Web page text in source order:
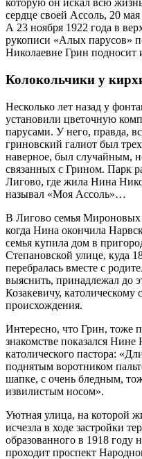
которую он искал всю
сердце своей Ассоль, 20
А 23 ноября 1922 года в
рукописи «Алых парусов»
Николаевне Грин
Колокольчики у
Несколько лет назад у
установили цветочную
парусами. У него, правда,
гриновский галиот был
наверное, был случайным,
связанных с Грином. Парк
Лигово, где жила Нина
называл «Моя Ассоль»…
В Лигово семья Мироновых
когда Нина окончила
семья купила дом в
Степановской улице, куда
перебралась вместе с
выяснить, принадлежал до
Козакевичу, католическому
происхождения.
Интересно, что Грин, тоже
знакомстве показался
католического пастора:
поднятым воротником
шапке, с очень бледным,
извилистым носом».
Уютная улица, на которой
исчезла в ходе застройки
образованного в 1918 году
проходит проспект